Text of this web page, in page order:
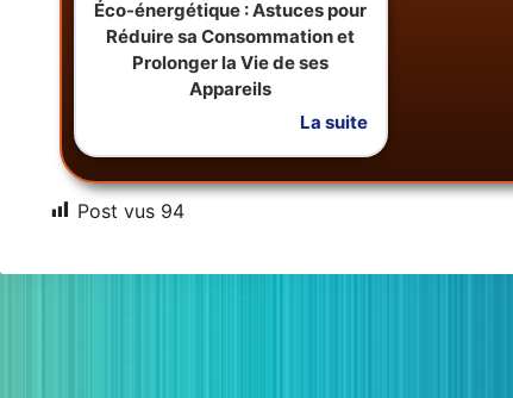
Éco-énergétique : Astuces pour
Réduire sa Consommation et
Prolonger la Vie de ses
Appareils
La suite
Post vus 94